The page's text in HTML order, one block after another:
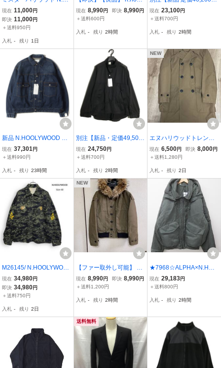
OOLYWOOD 23SS ナイ
ロンジャケット ブルゾン
ジャンパー 38 グレー 223
現在 11,000円
即決 11,000円
＋送料950円
入札 - 残り 1日
wood ミスターハリウッ
ド エヌハリウッド BLOU
チェックジャケット 即決
現在 8,990円 即決 8,990円
＋送料600円
入札 - 残り 2時間
円】N.HOOLYWOOD TP
ES × WILD THINGS PUL
BL05-001 size38 ダーク
ゾン
現在 23,100円
＋送料700円
入札 - 残り 2時間
新品 N.HOOLYWOOD エ
ヌハリウッド ジャケット
サイズ:40 23AW MADNE
ャケット (NHMDNS-017
pieces) インディゴ
現在 37,301円
＋送料990円
入札 - 残り 23時間
別注【新品・定価49,500
円】N.HOOLYWOOD x W
ILD THINGS ANORAK P
BLACK 9242-BL05-008
エヌハリウッド ワイルド
シングス
現在 24,750円
＋送料700円
入札 - 残り 2時間
NEW
エヌハリウッドトレンチ
コート212-C001
現在 6,500円 即決 8,000円
＋送料1,280円
入札 - 残り 2日
M26145/ N.HOOLYWOO
D エヌハリウッド VIETN
AM JACKET Camo ベト
ナム ジャケット ベトジャ
現在 34,980円
即決 34,980円
＋送料750円
入札 - 残り 2日
NEW
【ファー取外し可能】 n.h
oolywood ミスターハリウ
ッド エヌハリウッド N-2
ャケット ファー KHAKI
現在 8,990円 即決 8,990円
＋送料1,200円
入札 - 残り 2時間
★7968☆ALPHA×N.HOO
LYWOOD アルファ/エヌ
ハリウッド TA0235-9021
ON フライトジャケッ
現在 29,183円
＋送料800円
入札 - 残り 2時間
送料無料